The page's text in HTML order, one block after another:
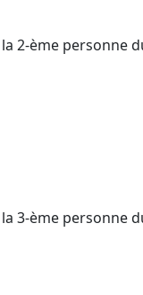
2-ème personne
3-ème personne